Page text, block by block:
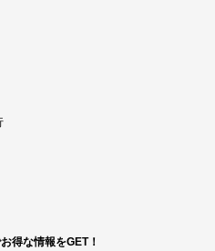
得な情報をGET！